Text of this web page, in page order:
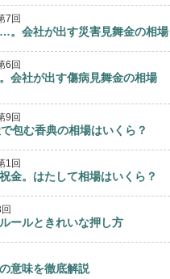
7回
。会社が出す災害見舞金の相場
6回
会社が出す傷病見舞金の相場
9回
包む香典の相場はいくら？
1回
金。はたして相場はいくら？
ールときれいな押し方
意味を徹底解説